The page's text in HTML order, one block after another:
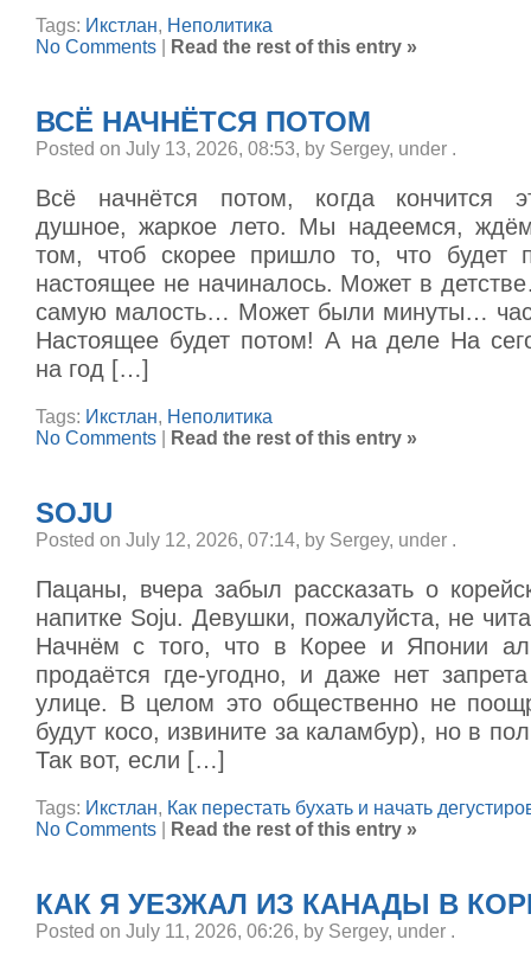
Tags: Икстлан, Неполитика
No Comments
Read the rest of this entry »
ВСЁ НАЧНЁТСЯ ПОТОМ
Posted on July 13, 2026, 08:53, by Sergey, under .
Всё начнётся потом, когда кончится
душное, жаркое лето. Мы надеемся,
том, чтоб скорее пришло то, что будет
настоящее не начиналось. Может в
самую малость… Может были минуты…
Настоящее будет потом! А на деле На
на год […]
Tags: Икстлан, Неполитика
No Comments
Read the rest of this entry »
SOJU
Posted on July 12, 2026, 07:14, by Sergey, under .
Пацаны, вчера забыл рассказать о
напитке Soju. Девушки, пожалуйста, не
Начнём с того, что в Корее и Японии
продаётся где-угодно, и даже нет
улице. В целом это общественно не
будут косо, извините за каламбур), но в
Так вот, если […]
Tags: Икстлан, Как перестать бухать и начать
No Comments
Read the rest of this entry »
КАК Я УЕЗЖАЛ ИЗ КАНАДЫ В
Posted on July 11, 2026, 06:26, by Sergey, under .